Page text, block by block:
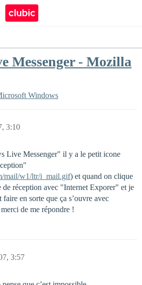
Messenger - Mozilla
Windows
3:10
Live Messenger" il y a le petit icone
mail/w1/ltr/i_mail.gif) et quand on clique
de réception avec "Internet Exporer" et je
en sorte que ça s’ouvre avec
de me répondre !
3:57